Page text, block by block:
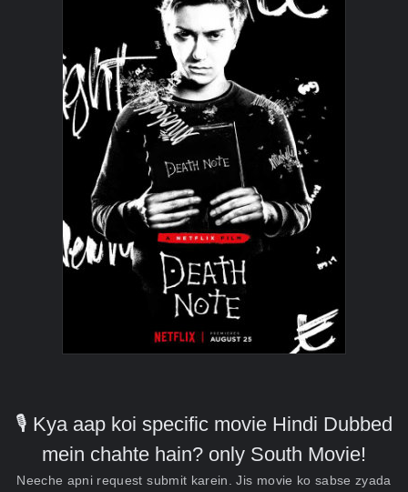
🎙️ Kya aap koi specific movie Hindi Dubbed
mein chahte hain? only South Movie!
Neeche apni request submit karein. Jis movie ko sabse zyada